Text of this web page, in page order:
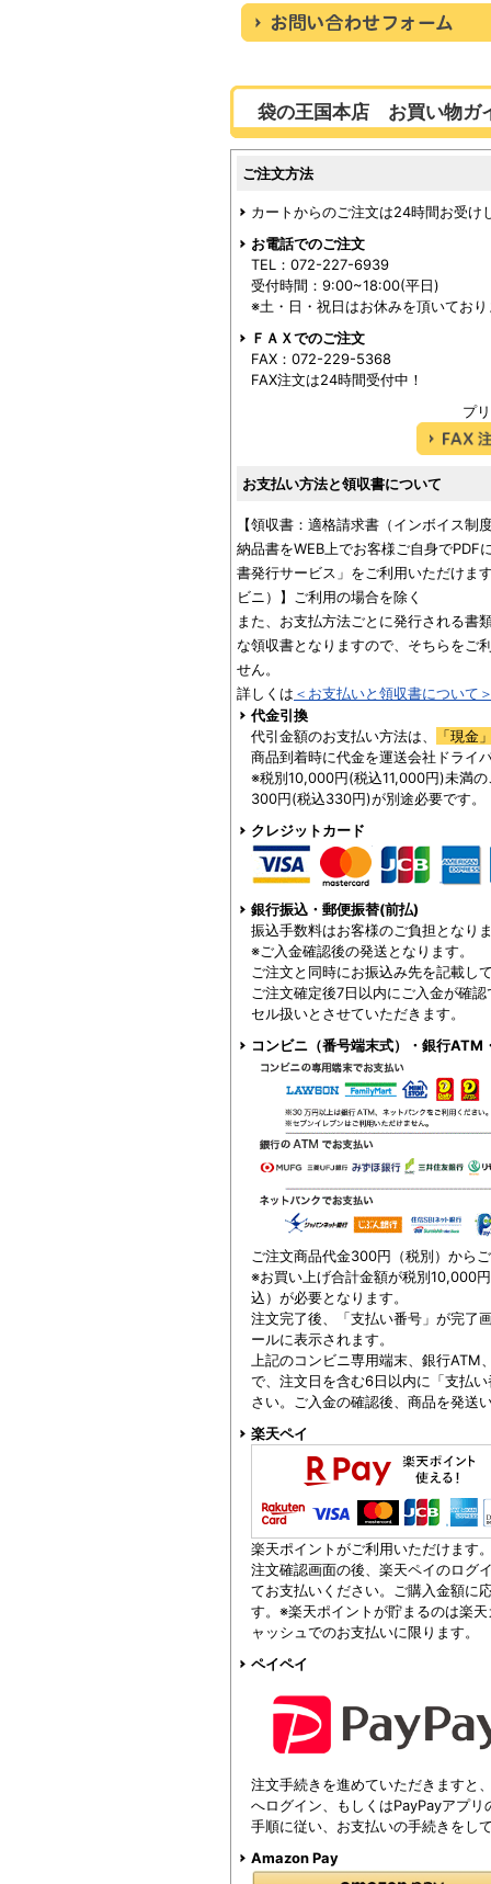
袋の王国本店 お買い物ガ
ご注文方法
カートからのご注文は24時間お受け
お電話でのご注文
TEL：072-227-6939
受付時間：9:00~18:00(平日)
※土・日・祝日はお休みを頂いてお
ＦＡＸでのご注文
FAX：072-229-5368
FAX注文は24時間受付中！
プ
お支払い方法と領収書について
【領収書：適格請求書（インボイス制
納品書をWEB上でお客様ご自身でPDF
書発行サービス」をご利用いただけま
ビニ）】ご利用の場合を除く
また、お支払方法ごとに発行される書
な領収書となりますので、そちらをご
せん。
詳しくは ＜お支払いと領収書について
代金引換
代引金額のお支払い方法は、
「現金
商品到着時に代金を運送会社ドライ
※税別10,000円(税込11,000円)未満
300円(税込330円)が別途必要です。
クレジットカード
銀行振込・郵便振替(前払)
振込手数料はお客様のご負担となり
※ご入金確認後の発送となります。
ご注文と同時にお振込み先を記載し
ご注文確定後7日以内にご入金が確
セル扱いとさせていただきます。
コンビニ（番号端末式）・銀行ATM
ご注文商品代金300円（税別）から
※お買い上げ合計金額が税別10,000
込）が必要となります。
注文完了後、「支払い番号」が完了
ールに表示されます。
上記のコンビニ専用端末、銀行
で、注文日を含む6日以内に「支払
さい。ご入金の確認後、商品を発送
楽天ペイ
楽天ポイントがご利用いただけます
注文確認画面の後、楽天ペイのログ
てお支払いください。ご購入金額に
す。※楽天ポイントが貯まるのは楽
ャッシュでのお支払いに限ります。
ペイペイ
注文手続きを進めていただきますと
へログイン、もしくはPayPayアプ
手順に従い、お支払いの手続きをし
Amazon Pay